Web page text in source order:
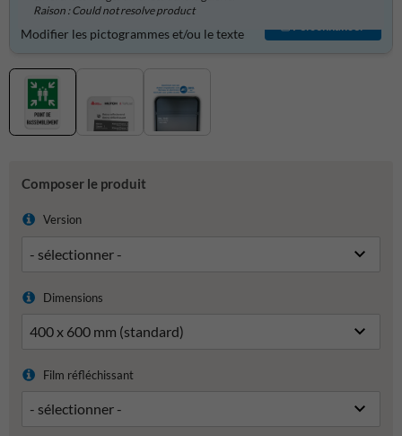
Raison : Could not resolve product
Produit personnalisable ?
Modifier les pictogrammes et/ou le texte
Personnaliser
Composer le produit
Version
Dimensions
Film réfléchissant